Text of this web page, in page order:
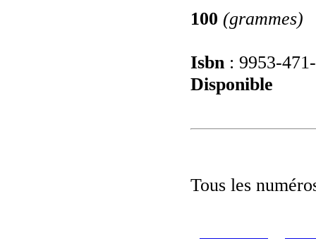
100 (grammes)
Isbn : 9953-
Disponible
Tous les